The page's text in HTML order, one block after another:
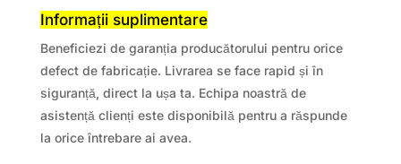
Informații suplimentare
Beneficiezi de garanția producătorului pentru orice
defect de fabricație. Livrarea se face rapid și în
siguranță, direct la ușa ta. Echipa noastră de
asistență clienți este disponibilă pentru a răspunde
la orice întrebare ai avea.